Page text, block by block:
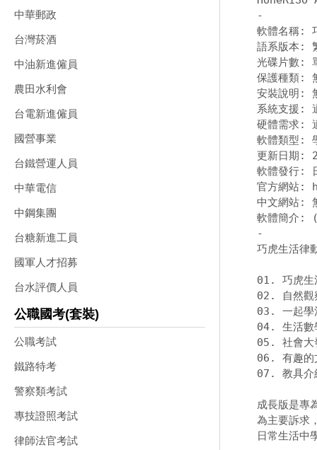
中華郵政
台灣菸酒
中油新進僱員
農田水利會
台電新進僱員
國營事業
台鐵營運人員
中華電信
中鋼集團
台糖新進工員
國軍人才招募
台水評價人員
公職國考(套裝)
公職考試
鐵路特考
警察類考試
專技證照考試
律師法官考試
-
軟體名稱:
語系版本:
光碟片數:
保護種類:
安裝說明:
系統支援:
硬體需求:
軟體類型:
更新日期:
軟體發行:
官方網站
中文網站:
-
巧虎生活
01. 巧虎
02. 自然
03. 一起
04. 生活
05. 社會
06. 有趣
07. 教具
成長版是專
為主要訴求
日常生活中